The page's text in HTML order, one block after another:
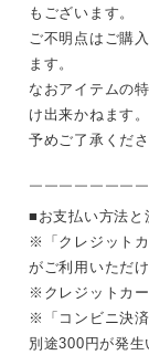
もございます。
ご不明点はご購
ます。
なおアイテムの
け出来かねます。
予めご了承くださ
￣￣￣￣￣￣￣
■お支払い方法と
※「クレジット
がご利用いただけ
※クレジットカ
※「コンビニ決
別途300円が発生